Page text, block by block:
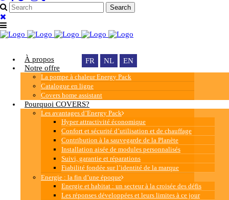
FR NL EN
À propos
Notre offre
La pompe à chaleur Energy Pack
Catalogue en ligne
Covers home assistant
Pourquoi COVERS?
Les avantages d’Energy Pack
Hyper attractivité économique
Confort et sécurité d’utilisation et de chauffage
Contribution à la sauvegarde de la Planète
Installation aisée de modules personnalisés
Suivi, garantie et réparations
Fiabilité fondée sur l’identité de la marque
Energie : la fin d’une époque
Energie et habitat : un secteur à la croisée des défis
Les réponses développées et leurs limites à ce jour